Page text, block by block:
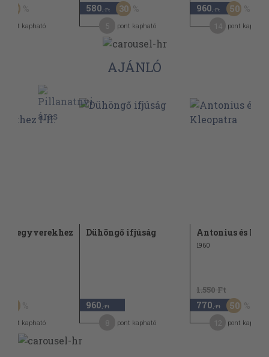
50
pont kapható
580 ,-Ft 30
pont kapható
960 ,-Ft 50
pont kapható
AJÁNLÓ
a fegyverekhez
pont kapható
Dühöngő ifjúság
960 ,-Ft
pont kapható
Antonius és
1960
1.550 Ft
770 ,-Ft 50
pont kapható